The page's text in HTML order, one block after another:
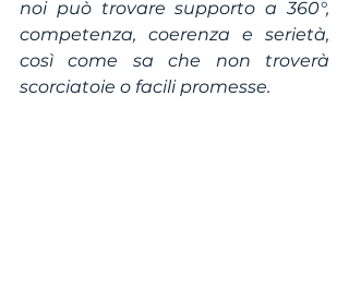
noi può trovare supporto a 360°,
competenza, coerenza e serietà,
così come sa che non troverà
scorciatoie o facili promesse.